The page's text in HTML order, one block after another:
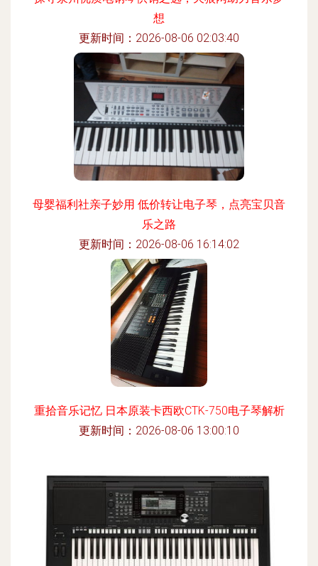
想
更新时间：2026-08-06 02:03:40
母婴福利社亲子妙用 低价转让电子琴，点亮宝贝音
乐之路
更新时间：2026-08-06 16:14:02
重拾音乐记忆 日本原装卡西欧CTK-750电子琴解析
更新时间：2026-08-06 13:00:10